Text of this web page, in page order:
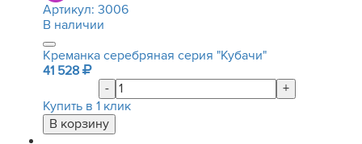
Артикул: 3006
В наличии
Креманка серебряная серия "Кубачи"
41 528
-
+
Купить в 1 клик